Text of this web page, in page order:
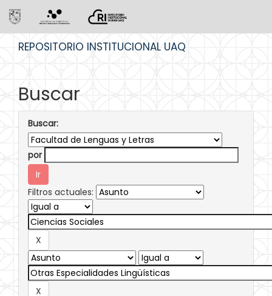
REPOSITORIO INSTITUCIONAL UAQ
Buscar
Buscar:
por
Filtros actuales: